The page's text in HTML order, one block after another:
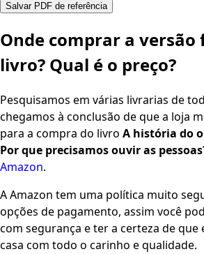
Salvar PDF de referência
Onde comprar a versão
livro? Qual é o preço?
Pesquisamos em várias livrarias de
chegamos à conclusão de que a loja
para a compra do livro A história do
Por que precisamos ouvir as
Amazon.
A Amazon tem uma política muito
opções de pagamento, assim você
com segurança e ter a certeza de que
casa com todo o carinho e qualidade.